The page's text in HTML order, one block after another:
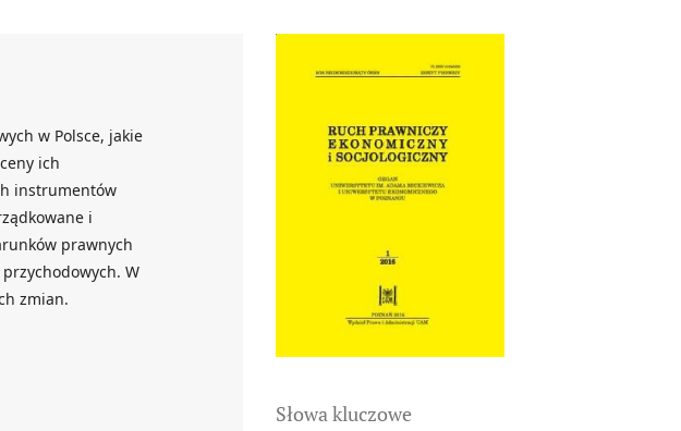
Słowa kluczowe
w Polsce, jakie
ich
instrumentów
i
prawnych
W
zmian.